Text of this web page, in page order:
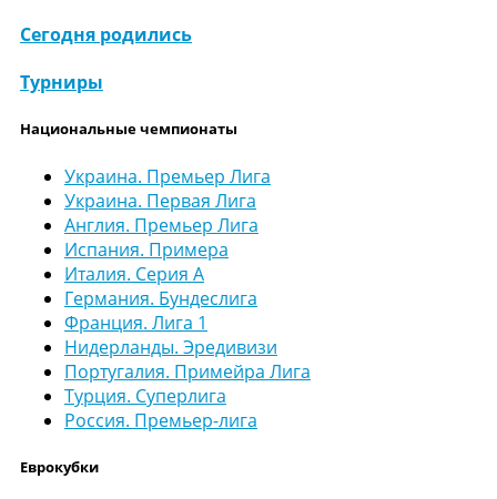
Сегодня родились
Турниры
Национальные чемпионаты
Украина. Премьер Лига
Украина. Первая Лига
Англия. Премьер Лига
Испания. Примера
Италия. Серия А
Германия. Бундеслига
Франция. Лига 1
Нидерланды. Эредивизи
Португалия. Примейра Лига
Турция. Суперлига
Россия. Премьер-лига
Еврокубки